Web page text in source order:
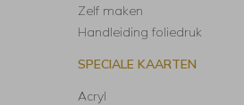
Zelf maken
Handleiding foliedruk
SPECIALE KAARTEN
Acryl